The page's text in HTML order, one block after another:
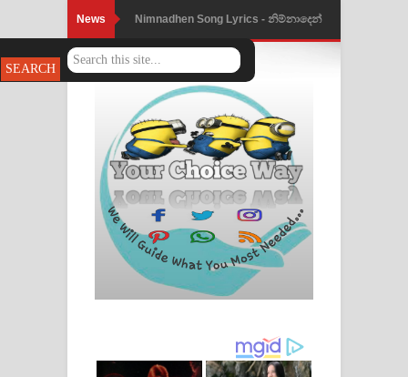
News Nimnadhen Song Lyrics - නිම්නාදෙන්
ගීතයේ පද පෙළ
Obamai Mage Adare Song Lyrics -
ඔබමයි මගේ ආදරේ ගීතයේ පද පෙළ
Pansal Gihin Song Lyrics - පන්සල් ගිහිං
ගීතයේ පද පෙළ
Ankeliya Song Lyrics - අංකෙළිය ගීතයේ
පද පෙළ
ගීතයේ පද පෙළ